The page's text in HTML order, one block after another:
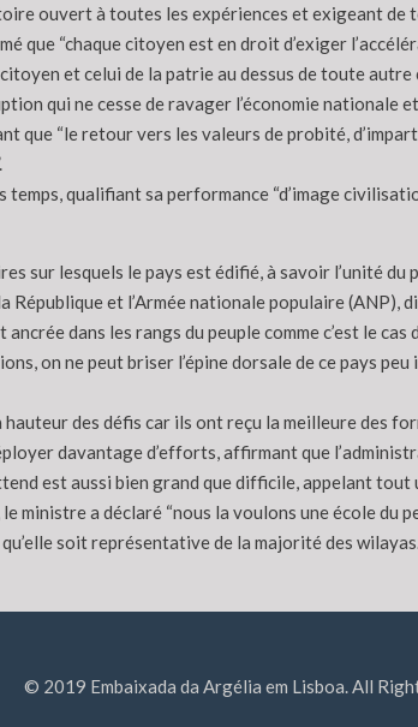
ouvert à toutes les expériences et exigeant de
que “chaque citoyen est en droit d’exiger
et celui de la patrie au dessus de toute autre
qui ne cesse de ravager l’économie
que “le retour vers les valeurs de probité,
qualifiant sa performance “d’image
sur lesquels le pays est édifié, à savoir l’unité
et l’Armée nationale populaire (ANP),
ancrée dans les rangs du peuple comme c’est le
on ne peut briser l’épine dorsale de ce pays
des défis car ils ont reçu la meilleure des
davantage d’efforts, affirmant que
est aussi bien grand que difficile, appelant tout
ministre a déclaré “nous la voulons une école
soit représentative de la majorité des wilayas.
© 2019 Embaixada da Argélia em Lisboa. All